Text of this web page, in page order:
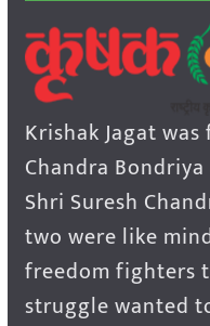
Krishak Jagat
Chandra
Shri Suresh
two were like
freedom fighters
struggle wanted